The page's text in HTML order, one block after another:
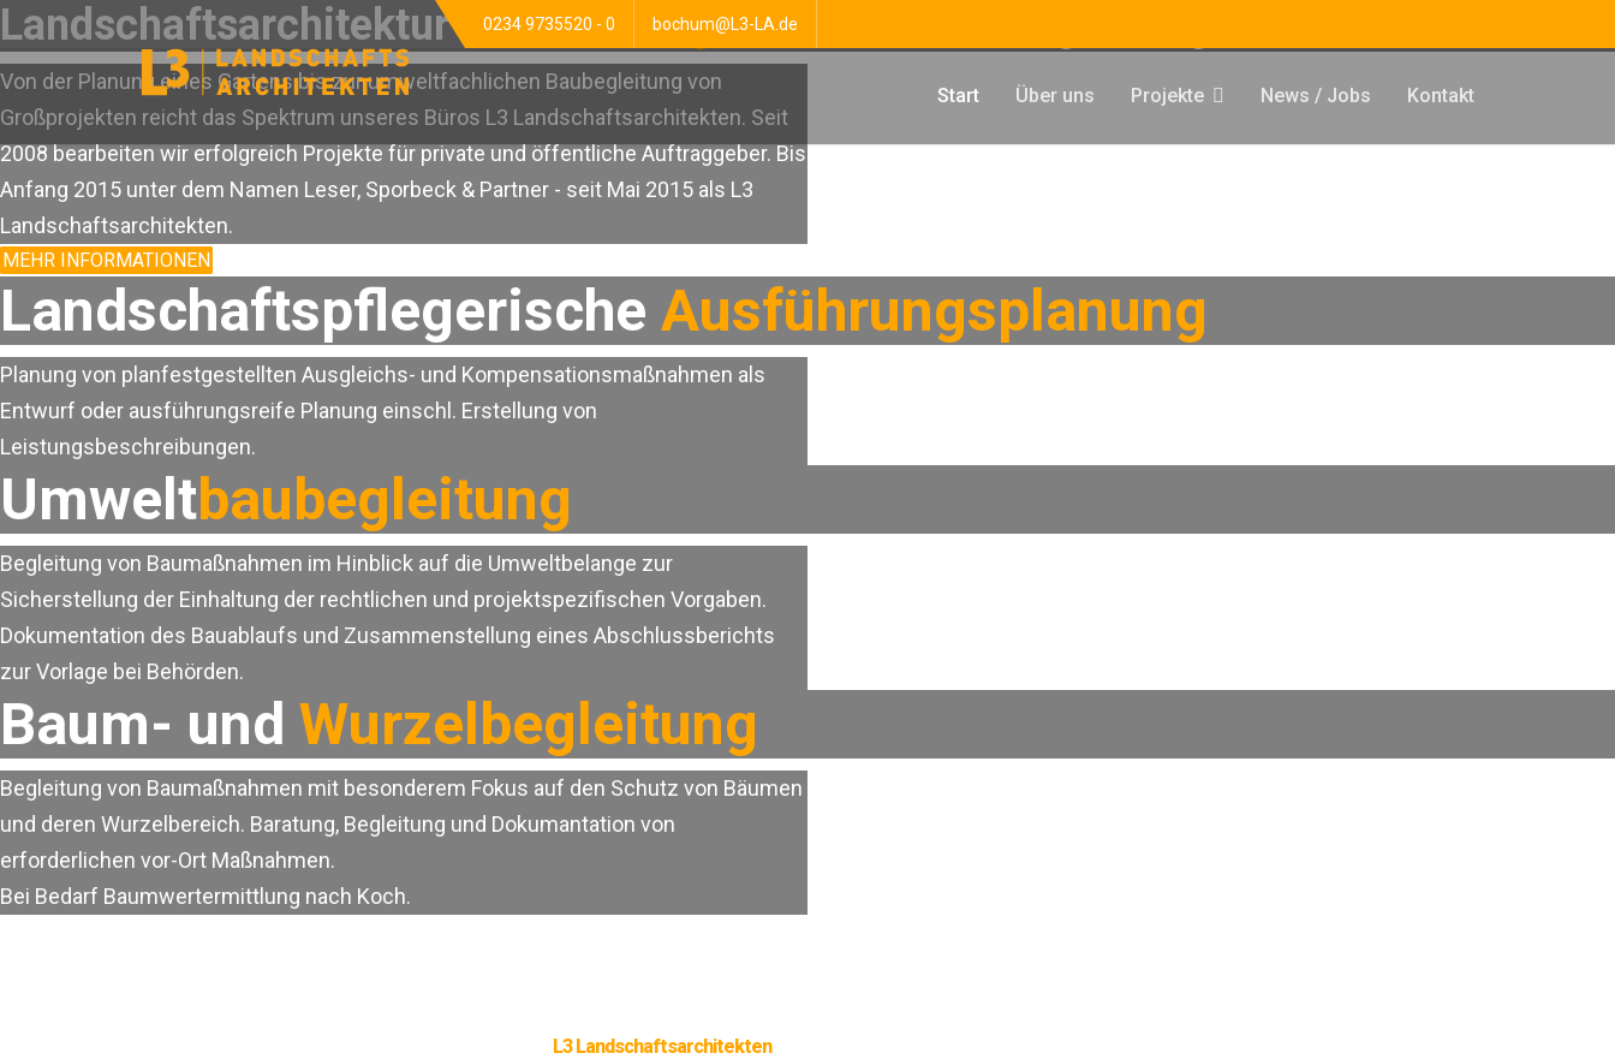
0234 9735520 - 0 bochum@L3-LA.de
Start Über uns Projekte News / Jobs Kontakt
Landschaftsarchitektur | Außenanlagen |Umweltbaubegleitung
Von der Planung eines Gartens bis zur umweltfachlichen Baubegleitung von
Großprojekten reicht das Spektrum unseres Büros L3 Landschaftsarchitekten. Seit
2008 bearbeiten wir erfolgreich Projekte für private und öffentliche Auftraggeber. Bis
Anfang 2015 unter dem Namen Leser, Sporbeck & Partner - seit Mai 2015 als L3
Landschaftsarchitekten.
MEHR INFORMATIONEN
Landschaftspflegerische Ausführungsplanung
Planung von planfestgestellten Ausgleichs- und Kompensationsmaßnahmen als
Entwurf oder ausführungsreife Planung einschl. Erstellung von
Leistungsbeschreibungen.
Umweltbaubegleitung
Begleitung von Baumaßnahmen im Hinblick auf die Umweltbelange zur
Sicherstellung der Einhaltung der rechtlichen und projektspezifischen Vorgaben.
Dokumentation des Bauablaufs und Zusammenstellung eines Abschlussberichts
zur Vorlage bei Behörden.
Baum- und Wurzelbegleitung
Begleitung von Baumaßnahmen mit besonderem Fokus auf den Schutz von Bäumen
und deren Wurzelbereich. Baratung, Begleitung und Dokumantation von
erforderlichen vor-Ort Maßnahmen.
Bei Bedarf Baumwertermittlung nach Koch.
L3 Landschaftsarchitekten